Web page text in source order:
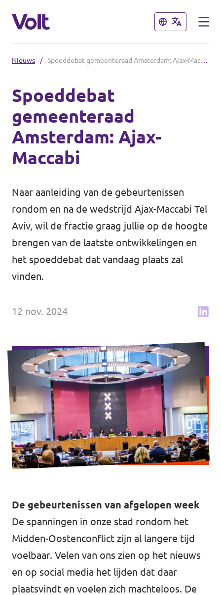
Sluiten
Nederlands
Volt afdelingen dichtbij
Volt Noord-Holland
↗️ Overzicht alle Nederlandse afdelingen
Sluiten
Standpunten
Over Volt
Nieuws
Agenda
Wat we doen
Merch store
Doe mee
Contact
Nieuws / Spoeddebat gemeenteraad Amsterdam: Ajax-Maccabi
Spoeddebat
gemeenteraad
Amsterdam: Ajax-
Maccabi
Naar aanleiding van de gebeurtenissen
rondom en na de wedstrijd Ajax-Maccabi Tel
Aviv, wil de fractie graag jullie op de hoogte
brengen van de laatste ontwikkelingen en
het spoeddebat dat vandaag plaats zal
vinden.
12 nov. 2024
De gebeurtenissen van afgelopen week
De spanningen in onze stad rondom het
Midden-Oostenconflict zijn al langere tijd
voelbaar. Velen van ons zien op het nieuws
en op social media het lijden dat daar
plaatsvindt en voelen zich machteloos. De